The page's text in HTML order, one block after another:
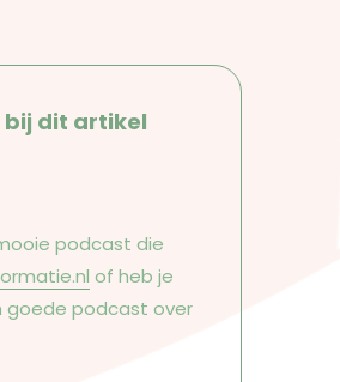
bij dit artikel
podcast die
of heb je
goede podcast over